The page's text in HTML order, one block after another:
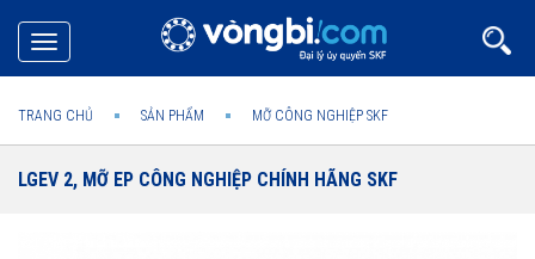
Toggle
navigation
TRANG CHỦ SẢN PHẨM MỠ CÔNG NGHIỆP SKF
LGEV 2, MỠ EP CÔNG NGHIỆP CHÍNH HÃNG SKF